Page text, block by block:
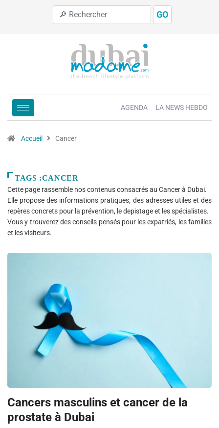
GO
AGENDA LA NEWS HEBDO
Accueil Cancer
TAGS :CANCER
Cette page rassemble nos contenus consacrés au Cancer à Dubai.
Elle propose des informations pratiques, des adresses utiles et des
repères concrets pour la prévention, le depistage et les spécialistes.
Vous y trouverez des conseils pensés pour les expatriés, les familles
et les visiteurs.
Cancers masculins et cancer de la
prostate à Dubai